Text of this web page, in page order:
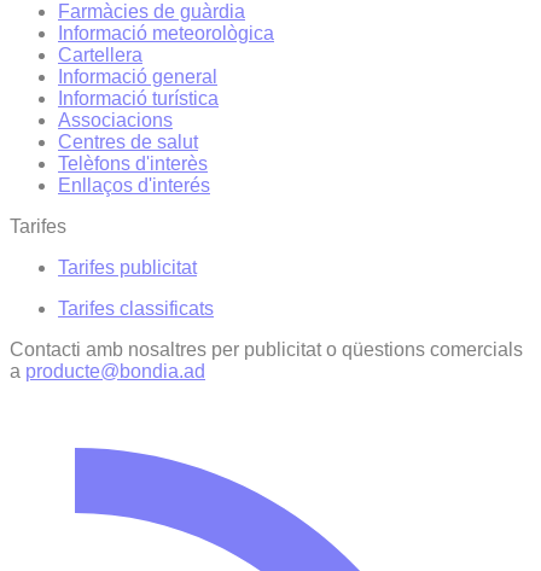
Farmàcies de guàrdia
Informació meteorològica
Cartellera
Informació general
Informació turística
Associacions
Centres de salut
Telèfons d'interès
Enllaços d'interés
Tarifes
Tarifes publicitat
Tarifes classificats
Contacti amb nosaltres per publicitat o qüestions comercials
a producte@bondia.ad